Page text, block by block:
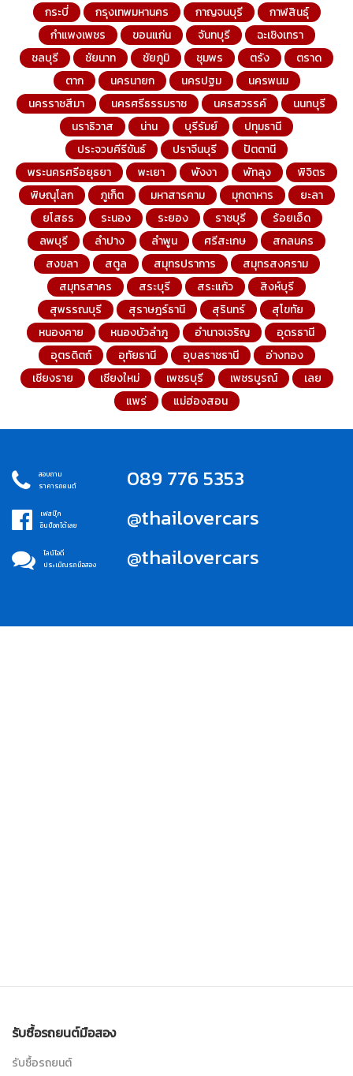
กระบี่ กรุงเทพมหานคร กาญจนบุรี
กาฬสินธุ์
กำแพงเพชร
ขอนแก่น จันทบุรี
ฉะเชิงเทรา
ชลบุรี
ชัยนาท ชัยภูมิ ชุมพร ตรัง
ตราด
ตาก
นครนายก นครปฐม
นครพนม
นครราชสีมา
นครศรีธรรมราช นครสวรรค์
นนทบุรี
นราธิวาส
น่าน บุรีรัมย์
ปทุมธานี
ประจวบคีรีขันธ์
ปราจีนบุรี
ปัตตานี
พระนครศรีอยุธยา
พะเยา พังงา พัทลุง
พิจิตร
พิษณุโลก
ภูเก็ต มหาสารคาม มุกดาหาร
ยะลา
ยโสธร
ระนอง ระยอง ราชบุรี
ร้อยเอ็ด
ลพบุรี
ลำปาง ลำพูน ศรีสะเกษ
สกลนคร
สงขลา
สตูล สมุทรปราการ
สมุทรสงคราม
สมุทรสาคร
สระบุรี สระแก้ว
สิงห์บุรี
สุพรรณบุรี
สุราษฎร์ธานี สุรินทร์
สุโขทัย
หนองคาย
หนองบัวลำภู อำนาจเจริญ
อุดรธานี
อุตรดิตถ์
อุทัยธานี อุบลราชธานี
อ่างทอง
เชียงราย
เชียงใหม่ เพชรบุรี เพชรบูรณ์
เลย
แพร่
แม่ฮ่องสอน
สอบถาม
ราคารถยนต์
089 776 5353
เฟสบุ๊ค
อินบ็อกได้เลย
@thailovercars
ไลน์ไอดี
ประเมิณรถมือสอง
@thailovercars
รับซื้อรถยนต์มือสอง
รับซื้อรถยนต์